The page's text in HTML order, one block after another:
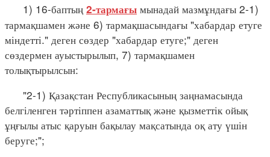
1) 16-баптың 2-тармағы мынадай мазмұндағы 2-1)
тармақшамен және 6) тармақшасындағы "хабардар етуге
міндетті." деген сөздер "хабардар етуге;" деген
сөздермен ауыстырылып, 7) тармақшамен
толықтырылсын:
"2-1) Қазақстан Республикасының заңнамасында
белгіленген тәртіппен азаматтық және қызметтік ойық
ұңғылы атыс қаруын бақылау мақсатында оқ ату үшін
беруге;";